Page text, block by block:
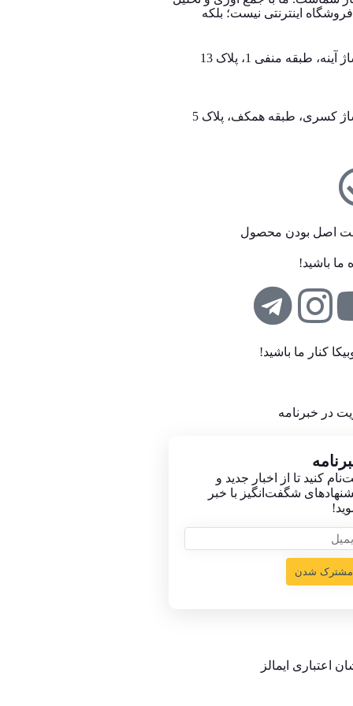
به خریداران کمک می‌کنیم تا انتخابی آگاهانه، هوشمندانه و به‌ صرفه داشته باشند. 024 کالا یک فروشگاه اینترنتی نیست؛ بلکه
طبقه منفی 1، پلاک 13
کسری، طبقه همکف، پلاک 5
اصل بودن محصول
ما باشید!
کنار ما باشید!
در خبرنامه
کنید تا از اخبار جدید و
شگفت‌انگیز با خبر
مشترک شدن